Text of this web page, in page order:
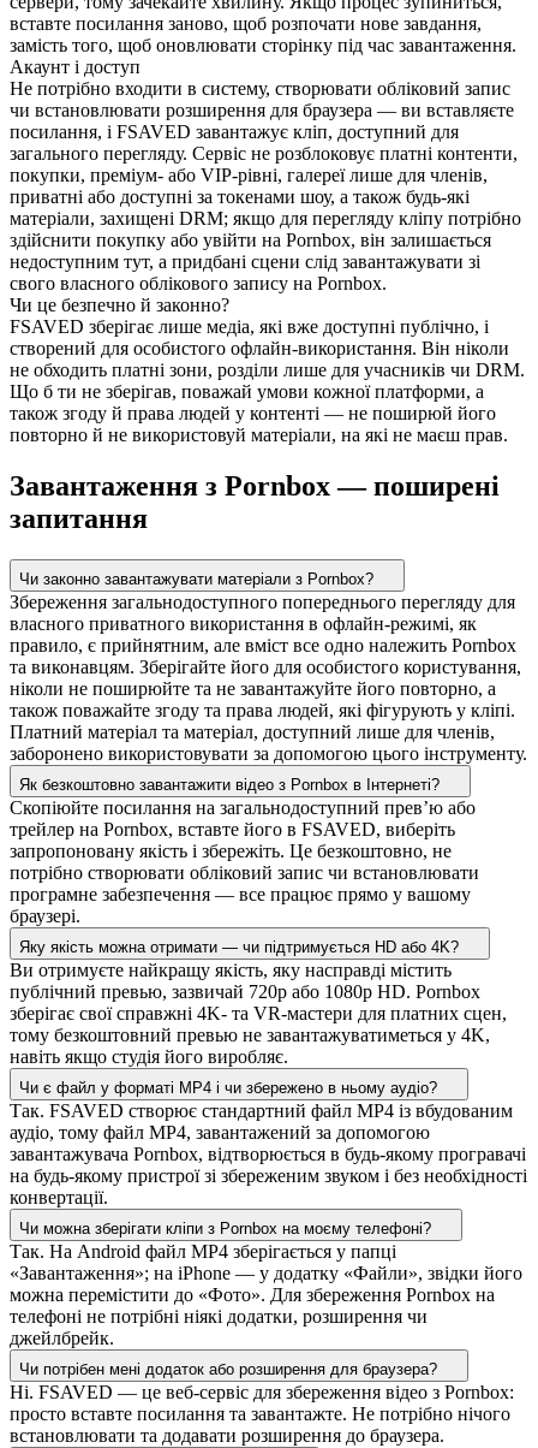
вставте посилання заново, щоб розпочати нове завдання,
замість того, щоб оновлювати сторінку під час завантаження.
Акаунт і доступ
Не потрібно входити в систему, створювати обліковий запис
чи встановлювати розширення для браузера — ви вставляєте
посилання, і FSAVED завантажує кліп, доступний для
загального перегляду. Сервіс не розблоковує платні контенти,
покупки, преміум- або VIP-рівні, галереї лише для членів,
приватні або доступні за токенами шоу, а також будь-які
матеріали, захищені DRM; якщо для перегляду кліпу потрібно
здійснити покупку або увійти на Pornbox, він залишається
недоступним тут, а придбані сцени слід завантажувати зі
свого власного облікового запису на Pornbox.
Чи це безпечно й законно?
FSAVED зберігає лише медіа, які вже доступні публічно, і
створений для особистого офлайн-використання. Він ніколи
не обходить платні зони, розділи лише для учасників чи DRM.
Що б ти не зберігав, поважай умови кожної платформи, а
також згоду й права людей у контенті — не поширюй його
повторно й не використовуй матеріали, на які не маєш прав.
Завантаження з Pornbox — поширені
запитання
Чи законно завантажувати матеріали з Pornbox?
Збереження загальнодоступного попереднього перегляду для
власного приватного використання в офлайн-режимі, як
правило, є прийнятним, але вміст все одно належить Pornbox
та виконавцям. Зберігайте його для особистого користування,
ніколи не поширюйте та не завантажуйте його повторно, а
також поважайте згоду та права людей, які фігурують у кліпі.
Платний матеріал та матеріал, доступний лише для членів,
заборонено використовувати за допомогою цього інструменту.
Як безкоштовно завантажити відео з Pornbox в Інтернеті?
Скопіюйте посилання на загальнодоступний прев’ю або
трейлер на Pornbox, вставте його в FSAVED, виберіть
запропоновану якість і збережіть. Це безкоштовно, не
потрібно створювати обліковий запис чи встановлювати
програмне забезпечення — все працює прямо у вашому
браузері.
Яку якість можна отримати — чи підтримується HD або 4K?
Ви отримуєте найкращу якість, яку насправді містить
публічний превью, зазвичай 720p або 1080p HD. Pornbox
зберігає свої справжні 4K- та VR-мастери для платних сцен,
тому безкоштовний превью не завантажуватиметься у 4K,
навіть якщо студія його виробляє.
Чи є файл у форматі MP4 і чи збережено в ньому аудіо?
Так. FSAVED створює стандартний файл MP4 із вбудованим
аудіо, тому файл MP4, завантажений за допомогою
завантажувача Pornbox, відтворюється в будь-якому програвачі
на будь-якому пристрої зі збереженим звуком і без необхідності
конвертації.
Чи можна зберігати кліпи з Pornbox на моєму телефоні?
Так. На Android файл MP4 зберігається у папці
«Завантаження»; на iPhone — у додатку «Файли», звідки його
можна перемістити до «Фото». Для збереження Pornbox на
телефоні не потрібні ніякі додатки, розширення чи
джейлбрейк.
Чи потрібен мені додаток або розширення для браузера?
Ні. FSAVED — це веб-сервіс для збереження відео з Pornbox:
просто вставте посилання та завантажте. Не потрібно нічого
встановлювати та додавати розширення до браузера.